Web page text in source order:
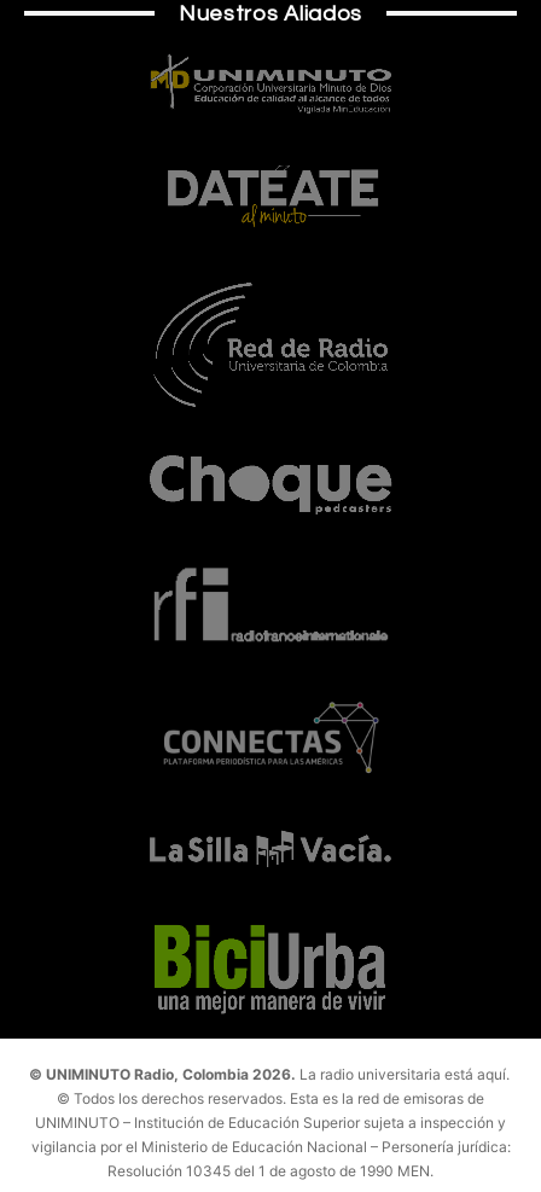
Nuestros Aliados
© UNIMINUTO Radio, Colombia 2026. La radio universitaria está aquí.
© Todos los derechos reservados. Esta es la red de emisoras de
UNIMINUTO – Institución de Educación Superior sujeta a inspección y
vigilancia por el Ministerio de Educación Nacional – Personería jurídica:
Resolución 10345 del 1 de agosto de 1990 MEN.